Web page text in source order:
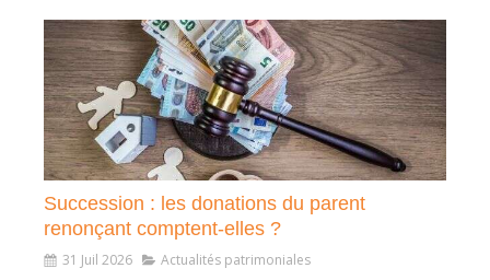
Succession : les donations du parent
renonçant comptent-elles ?
31 Juil 2026 Actualités patrimoniales